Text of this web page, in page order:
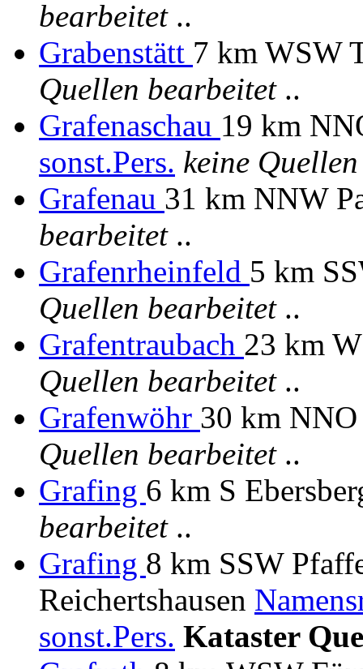
bearbeitet..
Grabenstätt 7 km WSW
Quellen bearbeitet..
Grafenaschau 19 km
sonst.Pers. keine
Grafenau 31 km NNW
bearbeitet..
Grafenrheinfeld 5 km
Quellen bearbeitet..
Grafentraubach 23 km
Quellen bearbeitet..
Grafenwöhr 30 km
Quellen bearbeitet..
Grafing 6 km S
bearbeitet..
Grafing 8 km SSW
Reichertshausen
sonst.Pers. Kataster